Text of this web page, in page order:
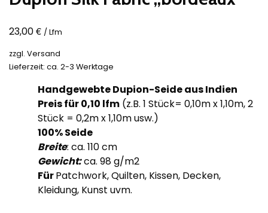
23,00€ / Lfm
zzgl. Versand
Lieferzeit: ca. 2-3 Werktage
Handgewebte Dupion-Seide aus Indien
Preis für 0,10 lfm (z.B. 1 Stück= 0,10m x 1,10m, 2
Stück = 0,2m x 1,10m usw.)
100% Seide
Breite: ca. 110 cm
Gewicht:ca. 98 g/m2
FürPatchwork, Quilten, Kissen, Decken,
Kleidung, Kunst uvm.